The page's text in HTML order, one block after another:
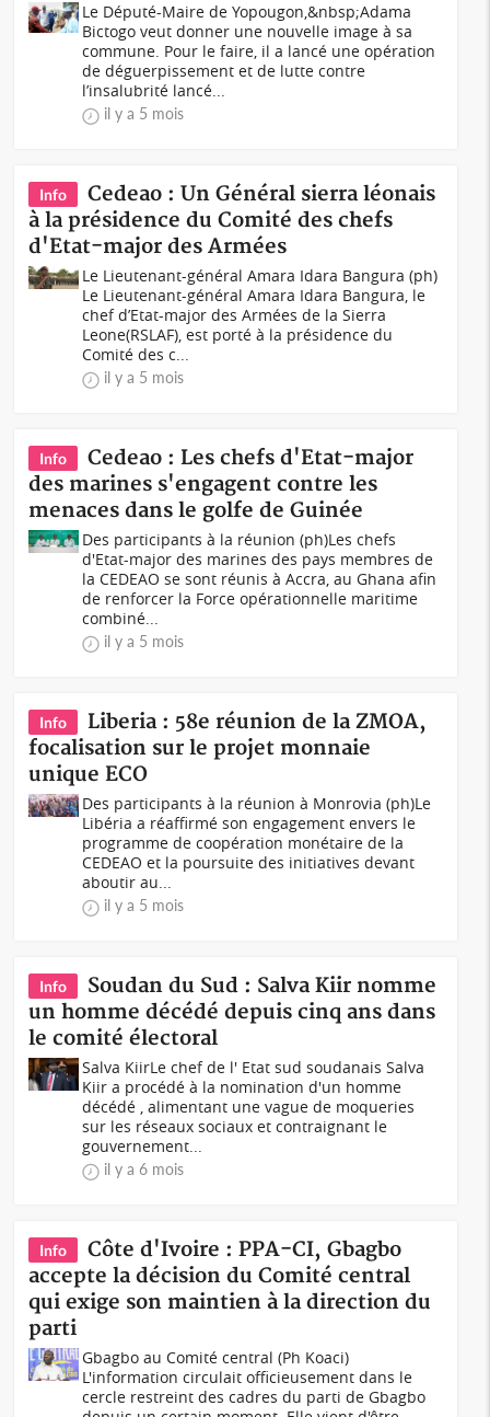
Le Député-Maire de Yopougon,&nbsp;Adama
Bictogo veut donner une nouvelle image à sa
commune. Pour le faire, il a lancé une opération
de déguerpissement et de lutte contre
l’insalubrité lancé...
il y a 5 mois
Info
Cedeao : Un Général sierra léonais
à la présidence du Comité des chefs
d'Etat-major des Armées
Le Lieutenant-général Amara Idara Bangura (ph)
Le Lieutenant-général Amara Idara Bangura, le
chef d’Etat-major des Armées de la Sierra
Leone(RSLAF), est porté à la présidence du
Comité des c...
il y a 5 mois
Info
Cedeao : Les chefs d'Etat-major
des marines s'engagent contre les
menaces dans le golfe de Guinée
Des participants à la réunion (ph)Les chefs
d'Etat-major des marines des pays membres de
la CEDEAO se sont réunis à Accra, au Ghana afin
de renforcer la Force opérationnelle maritime
combiné...
il y a 5 mois
Info
Liberia : 58e réunion de la ZMOA,
focalisation sur le projet monnaie
unique ECO
Des participants à la réunion à Monrovia (ph)Le
Libéria a réaffirmé son engagement envers le
programme de coopération monétaire de la
CEDEAO et la poursuite des initiatives devant
aboutir au...
il y a 5 mois
Info
Soudan du Sud : Salva Kiir nomme
un homme décédé depuis cinq ans dans
le comité électoral
Salva KiirLe chef de l' Etat sud soudanais Salva
Kiir a procédé à la nomination d'un homme
décédé , alimentant une vague de moqueries
sur les réseaux sociaux et contraignant le
gouvernement...
il y a 6 mois
Info
Côte d'Ivoire : PPA-CI, Gbagbo
accepte la décision du Comité central
qui exige son maintien à la direction du
parti
Gbagbo au Comité central (Ph Koaci)
L'information circulait officieusement dans le
cercle restreint des cadres du parti de Gbagbo